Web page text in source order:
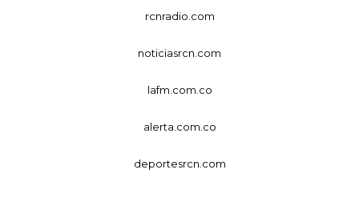
rcnradio.com
noticiasrcn.com
lafm.com.co
alerta.com.co
deportesrcn.com